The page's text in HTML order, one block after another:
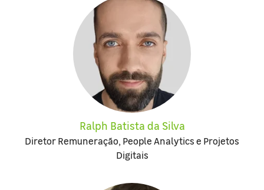
Ralph Batista da Silva
Diretor Remuneração, People Analytics e Projetos
Digitais